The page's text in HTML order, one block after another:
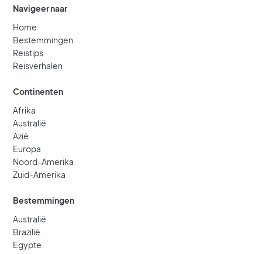
Navigeer naar
Home
Bestemmingen
Reistips
Reisverhalen
Continenten
Afrika
Australië
Azië
Europa
Noord-Amerika
Zuid-Amerika
Bestemmingen
Australië
Brazilië
Egypte